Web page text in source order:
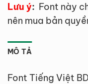
Lưu ý: Font này
nên mua bản
MÔ TẢ
Font Tiếng Việt